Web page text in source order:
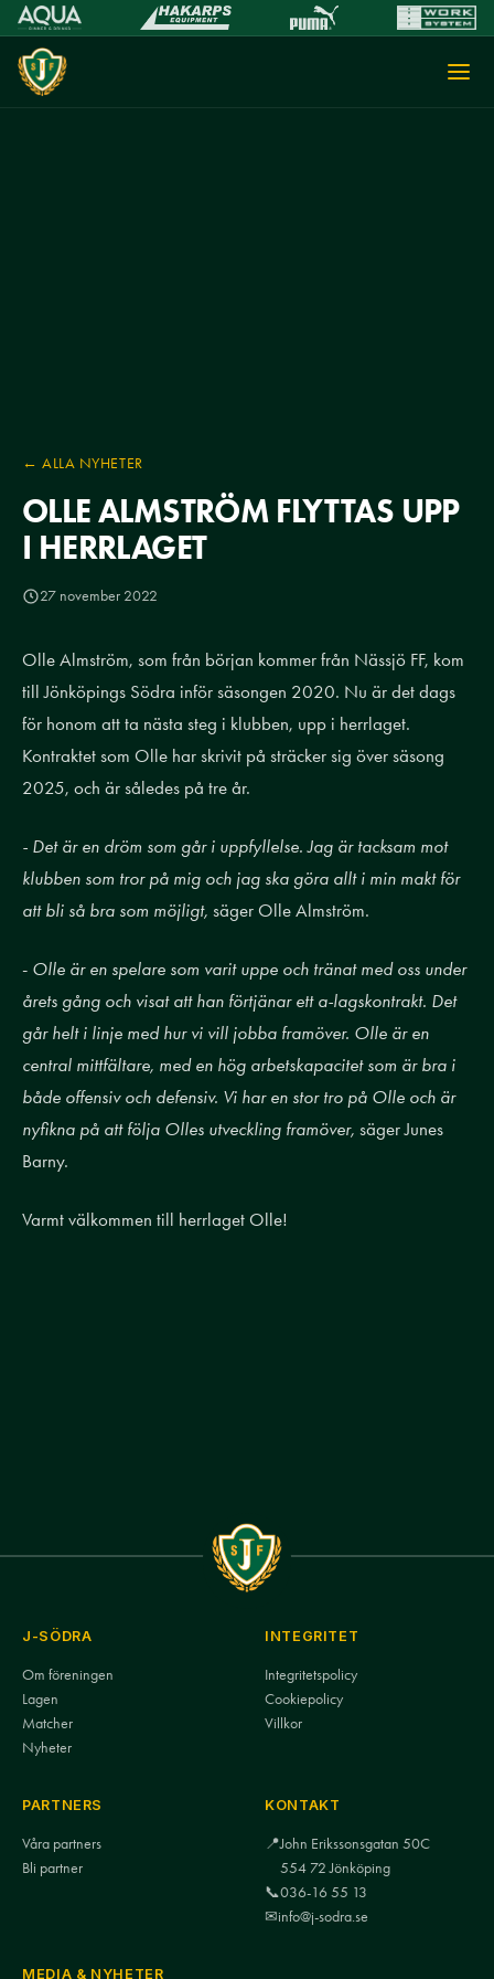
← ALLA NYHETER
OLLE ALMSTRÖM FLYTTAS UPP
I HERRLAGET
27 november 2022
Olle Almström, som från början kommer från Nässjö FF, kom
till Jönköpings Södra inför säsongen 2020. Nu är det dags
för honom att ta nästa steg i klubben, upp i herrlaget.
Kontraktet som Olle har skrivit på sträcker sig över säsong
2025, och är således på tre år.
- Det är en dröm som går i uppfyllelse. Jag är tacksam mot
klubben som tror på mig och jag ska göra allt i min makt för
att bli så bra som möjligt, säger Olle Almström.
- Olle är en spelare som varit uppe och tränat med oss under
årets gång och visat att han förtjänar ett a-lagskontrakt. Det
går helt i linje med hur vi vill jobba framöver. Olle är en
central mittfältare, med en hög arbetskapacitet som är bra i
både offensiv och defensiv. Vi har en stor tro på Olle och är
nyfikna på att följa Olles utveckling framöver, säger Junes
Barny.
Varmt välkommen till herrlaget Olle!
J-SÖDRA
Om föreningen
Lagen
Matcher
Nyheter
INTEGRITET
Integritetspolicy
Cookiepolicy
Villkor
PARTNERS
Våra partners
Bli partner
KONTAKT
📍John Erikssonsgatan 50C
554 72 Jönköping
📞036-16 55 13
✉info@j-sodra.se
MEDIA & NYHETER